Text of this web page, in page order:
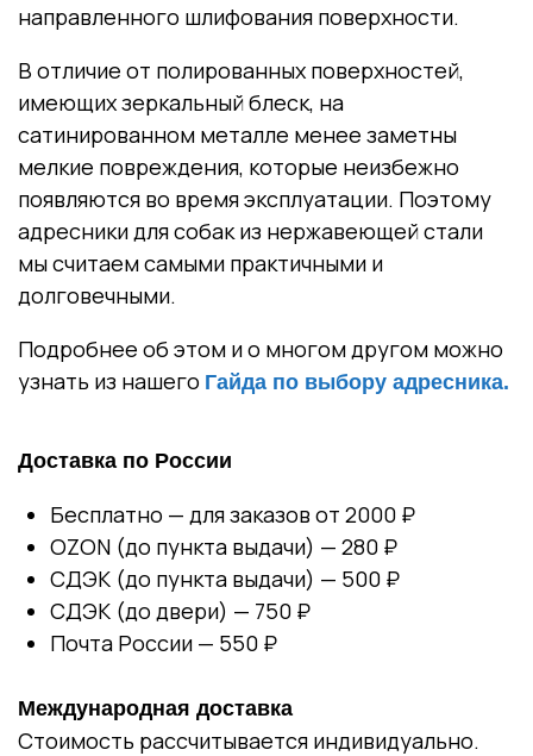
направленного шлифования поверхности.
В отличие от полированных поверхностей,
имеющих зеркальный блеск, на
сатинированном металле менее заметны
мелкие повреждения, которые неизбежно
появляются во время эксплуатации. Поэтому
адресники для собак из нержавеющей стали
мы считаем самыми практичными и
долговечными.
Подробнее об этом и о многом другом можно
узнать из нашего Гайда по выбору адресника.
Доставка по России
Бесплатно — для заказов от 2000 ₽
OZON (до пункта выдачи) — 280 ₽
СДЭК (до пункта выдачи) — 500 ₽
СДЭК (до двери) — 750 ₽
Почта России — 550 ₽
Международная доставка
Стоимость рассчитывается индивидуально.